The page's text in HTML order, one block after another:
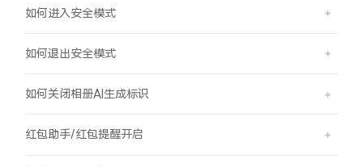
如何进入安全模式
如何退出安全模式
如何关闭相册AI生成标识
红包助手/红包提醒开启